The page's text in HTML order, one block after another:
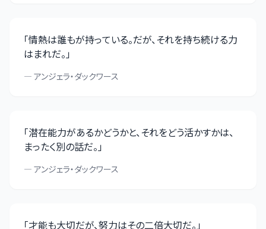
「情熱は誰もが持っている。だが、それを持ち続ける力
はまれだ。」
— アンジェラ・ダックワース
「潜在能力があるかどうかと、それをどう活かすかは、
まったく別の話だ。」
— アンジェラ・ダックワース
「才能も大切だが、努力はその二倍大切だ。」